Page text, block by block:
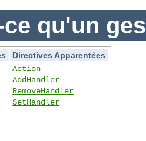
qu'un
Directives Apparentées
Action
AddHandler
RemoveHandler
SetHandler